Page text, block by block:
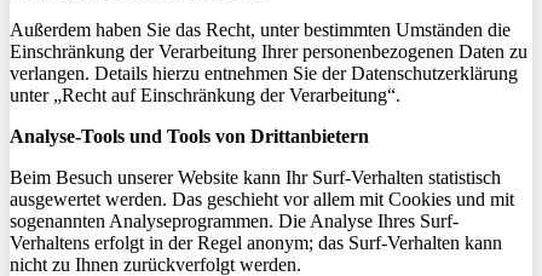
Außerdem haben Sie das Recht, unter bestimmten Umständen die
Einschränkung der Verarbeitung Ihrer personenbezogenen Daten zu
verlangen. Details hierzu entnehmen Sie der Datenschutzerklärung
unter „Recht auf Einschränkung der Verarbeitung“.
Analyse-Tools und Tools von Drittanbietern
Beim Besuch unserer Website kann Ihr Surf-Verhalten statistisch
ausgewertet werden. Das geschieht vor allem mit Cookies und mit
sogenannten Analyseprogrammen. Die Analyse Ihres Surf-
Verhaltens erfolgt in der Regel anonym; das Surf-Verhalten kann
nicht zu Ihnen zurückverfolgt werden.